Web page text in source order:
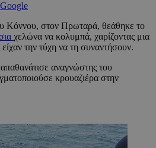
Κόννου, στον Πρωταρά, θεάθηκε το
χελώνα να κολυμπά, χαρίζοντας μια
την τύχη να τη συναντήσουν.
αναγνώστης του
κρουαζιέρα στην